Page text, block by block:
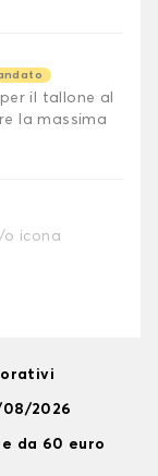
il tallone al
la massima
icona
2026
da 60 euro